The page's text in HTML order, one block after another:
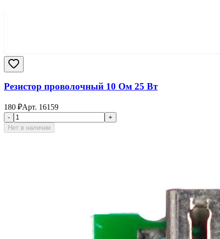
Резистор проволочный 10 Ом 25 Вт
180 ₽Арт. 16159
-
+
Нет в наличии